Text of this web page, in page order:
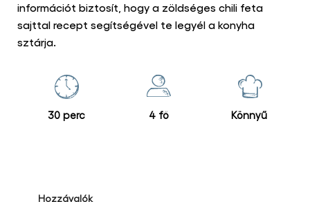
információt biztosít, hogy a zöldséges chili feta
sajttal recept segítségével te legyél a konyha
sztárja.
30 perc 4 fő Könnyű
Hozzávalók